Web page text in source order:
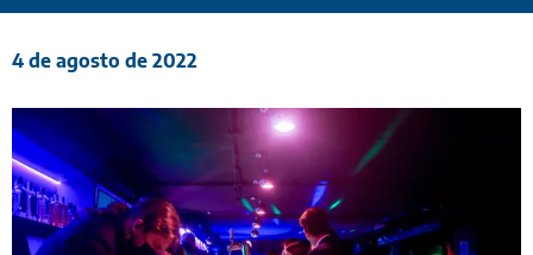
4 de agosto de 2022